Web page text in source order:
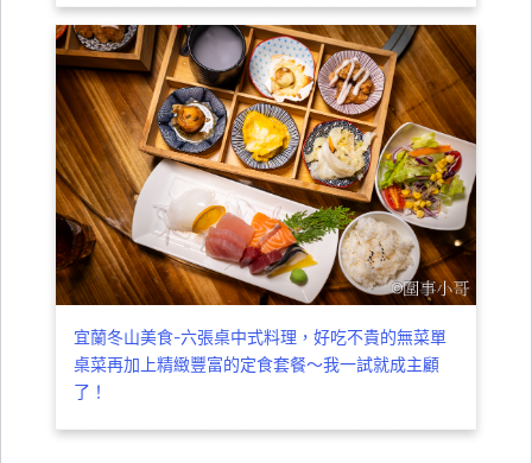
宜蘭冬山美食-六張桌中式料理，好吃不貴的無菜單
桌菜再加上精緻豐富的定食套餐～我一試就成主顧
了！